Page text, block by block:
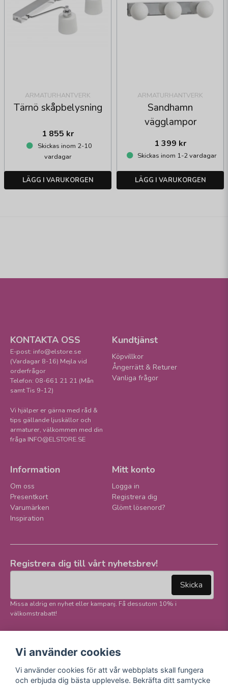
ARMATURHANTVERK
Tärnö skåpbelysning
1 855 kr
Skickas inom 2-10
vardagar
LÄGG I VARUKORGEN
ARMATURHANTVERK
Sandhamn
vägglampor
1 399 kr
Skickas inom 1-2 vardagar
LÄGG I VARUKORGEN
KONTAKTA OSS
E-post: info@elstore.se
(Vardagar 8-16) Mejla vid
orderfrågor
Telefon: 08-661 21 21 (Mån
samt Tis 9-12)
Vi hjälper er gärna med råd &
tips gällande ljuskällor och
armaturer, välkommen med din
fråga INFO@ELSTORE.SE
Kundtjänst
Köpvillkor
Ångerrätt & Returer
Vanliga frågor
Information
Om oss
Presentkort
Varumärken
Inspiration
Mitt konto
Logga in
Registrera dig
Glömt lösenord?
Registrera dig till vårt nyhetsbrev!
Skicka
Missa aldrig en nyhet eller kampanj. Få dessutom 10% i
välkomstrabatt!
sociala medier!
Facebook
E-handel
Vi använder cookies
Vi använder cookies för att vår webbplats skall fungera
och erbjuda dig bästa upplevelse. Bekräfta ditt samtycke